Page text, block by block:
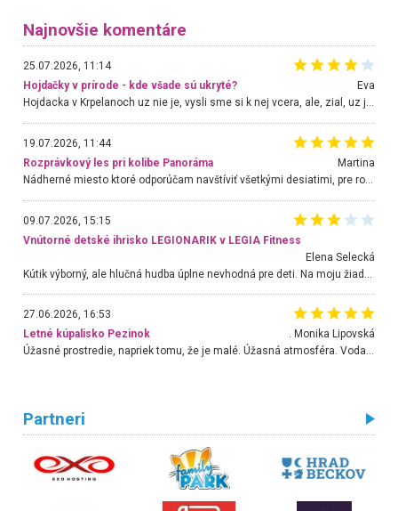
Najnovšie komentáre
25.07.2026, 11:14
Hojdačky v prírode - kde všade sú ukryté?
Eva
Hojdacka v Krpelanoch uz nie je, vysli sme si k nej vcera, ale, zial, uz je znicena. Ak sem planujete cestu len kvoli hojdacke, mozete si ju usetrit. Krasny vyhlad je tu vsak aj bez hojdacky :-)
19.07.2026, 11:44
Rozprávkový les pri kolibe Panoráma
Martina
Nádherné miesto ktoré odporúčam navštíviť všetkými desiatimi, pre rodiny s deťmi, dôchodcom... Proste a jednoducho ozaj rozprávkový les.. určite ešte prídeme. Odniesli sme si na pamiatku krásne tričká,
09.07.2026, 15:15
Vnútorné detské ihrisko LEGIONARIK v LEGIA Fitness
Elena Selecká
27.06.2026, 16:53
Letné kúpalisko Pezinok
. Monika Lipovská
Úžasné prostredie, napriek tomu, že je malé. Úžasná atmosféra. Voda fantastická a nádherná. Ľudí je pomerne veľa, ale su mili a ohľaduplní. Je veľmi zaujímavé sledovať, ako dokážu spolu športovať cudzí ľudia a bez ohľadu na vek. Vládne tu pohoda. Vnuka neviem dostať z vody. Ďakujem za krásny deň . Urcite sa sem vrátim. Jediný problém je s parkovaním, ale aj ten sa mi podarilo vyriešiť. Monika Bratislava
Partneri